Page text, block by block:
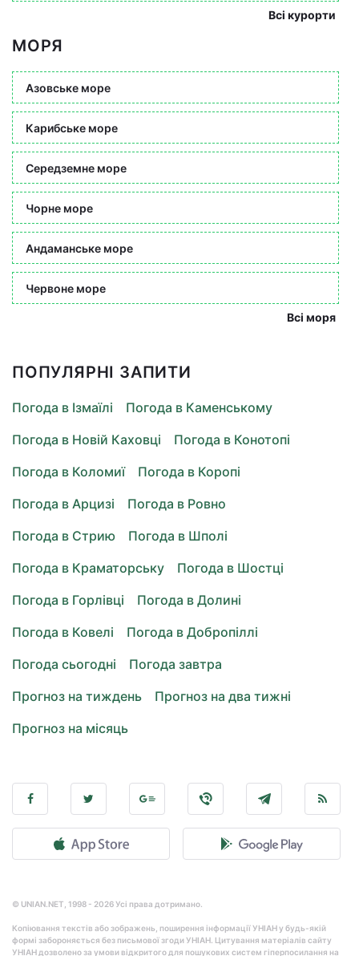
Всі курорти
МОРЯ
Азовське море
Карибське море
Середземне море
Чорне море
Андаманське море
Червоне море
Всі моря
ПОПУЛЯРНІ ЗАПИТИ
Погода в Ізмаїлі
Погода в Каменському
Погода в Новій Каховці
Погода в Конотопі
Погода в Коломиї
Погода в Коропі
Погода в Арцизі
Погода в Ровно
Погода в Стрию
Погода в Шполі
Погода в Краматорську
Погода в Шостці
Погода в Горлівці
Погода в Долині
Погода в Ковелі
Погода в Добропіллі
Погода сьогодні
Погода завтра
Прогноз на тиждень
Прогноз на два тижні
Прогноз на місяць
© UNIAN.NET, 1998 - 2026 Усі права дотримано.
Копіювання текстів або зображень, поширення інформації УНІАН у будь-якій
формі забороняється без письмової згоди УНІАН. Цитування матеріалів сайту
УНІАН дозволено за умови відкритого для пошукових систем гіперпосилання на